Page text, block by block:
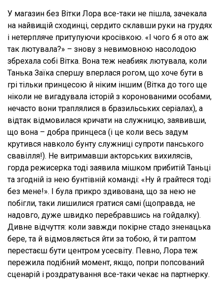
У магазин без Вітки Лора все-таки не пішла, зачекала
на найвищій сходинці, сердито склавши руки на грудях
і нетерпляче притупуючи кросівкою. «І чого б я ото аж
так лютувала?» – знову з невимовною насолодою
збрехала собі Вітка. Вона теж неабияк лютувала, коли
Танька Заїка спершу вперлася рогом, що хоче бути в
грі тільки принцесою й ніким іншим (Вітка до того ще
ніколи не вигадувала історій з коронованими особами,
нечасто вони траплялися в бразильських серіалах), а
відтак відмовилася кричати на служницю, заявивши,
що вона – добра принцеса (і це коли весь задум
крутився навколо бунту служниці супроти панського
свавілля!). Не витримавши акторських вихилясів,
горда режисерка тоді заявила мішком прибитій Таньці
та згодній із нею бунтівній команді: «Ну й грайтеся тоді
без мене!». І була прикро здивована, що за нею не
побігли, таки лишилися гратися самі (щоправда, не
надовго, дуже швидко перебравшись на гойдалку).
Дивне відчуття: коли завжди покірне стадо зненацька
бере, та й відмовляється йти за тобою, й ти раптом
перестаєш бути центром усесвіту. Певно, Лора теж
пережила подібний момент, якщо, попри попсований
сценарій і роздратування все-таки чекає на партнерку.